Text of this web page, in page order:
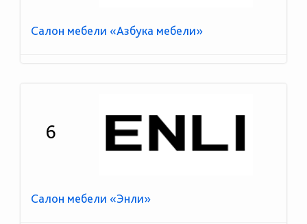
Салон мебели «Азбука мебели»
6
Салон мебели «Энли»